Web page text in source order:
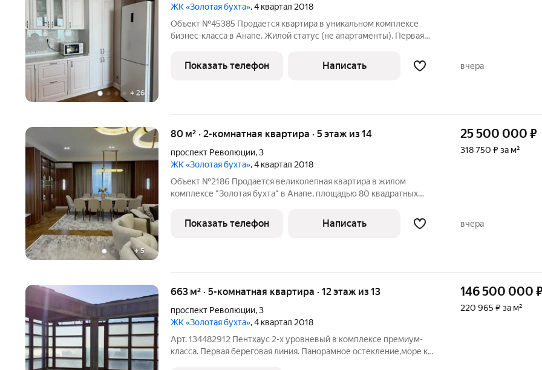
+ 26
ЖК «Золотая бухта», 4 квартал 2018
Объект №45385 Продается квартира в уникальном комплексе
бизнес-класса в Анапе. Жилой статус (не апартаменты). Первая
статус: Объект расположен в уникальном жилом комплексе
бизнес-класса
Показать телефон Написать вчера
+5
80 м² · 2-комнатная квартира · 5 этаж из 14
проспект Революции,3
ЖК «Золотая бухта», 4 квартал 2018
Объект №2186 Продается великолепная квартира в жилом
комплексе "Золотая бухта" в Анапе, площадью 80 квадратных
жизни и отдыха у моря. Шикарный ремонт: Квартира выполнена в
современном стиле
25 500 000 ₽
318 750 ₽ за м²
Показать телефон Написать вчера
663 м² · 5-комнатная квартира · 12 этаж из 13
проспект Революции,3
ЖК «Золотая бухта», 4 квартал 2018
Арт. 134482912 Пентхаус 2-х уровневый в комплексе премиум-
класса. Первая береговая линия. Панорамное остекление,море как
146 500 000
220 965 ₽ за м²